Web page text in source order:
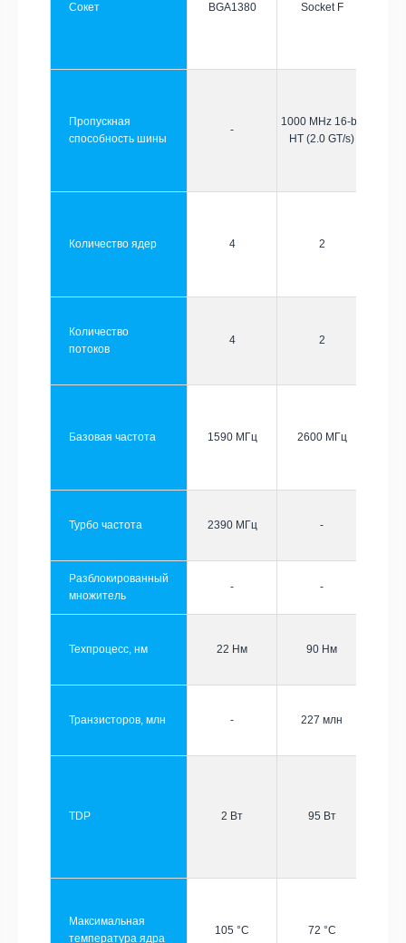
Сокет BGA1380 Socket F
Пропускная
способность шины
-
1000 MHz 16-bit
HT (2.0 GT/s)
Количество ядер 4 2
Количество
потоков
4 2
Базовая частота 1590 МГц 2600 МГц
Турбо частота 2390 МГц -
Разблокированный
множитель
- -
Техпроцесс, нм 22 Нм 90 Нм
Транзисторов, млн - 227 млн
TDP 2 Вт 95 Вт
Максимальная
температура ядра
105 °C 72 °C